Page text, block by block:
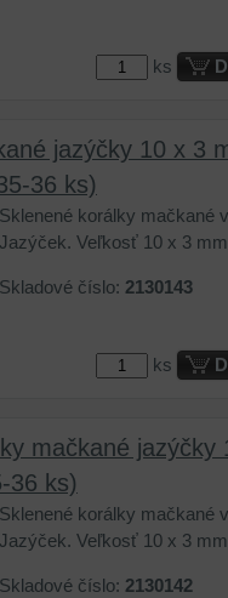
ks
jazýčky 10 x 3
36 ks)
Sklenené korálky mačkané
Jazýček. Veľkosť 10 x 3
Skladové číslo: 2130143
ks
mačkané jazýčky
36 ks)
Sklenené korálky mačkané
Jazýček. Veľkosť 10 x 3
Skladové číslo: 2130142